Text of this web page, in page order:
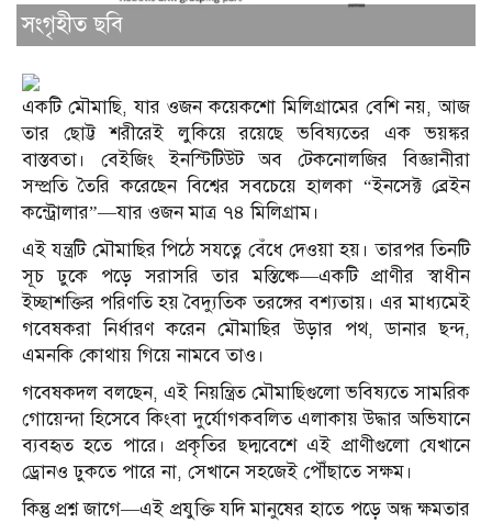
সংগৃহীত ছবি
একটি মৌমাছি, যার ওজন কয়েকশো মিলিগ্রামের বেশি নয়, আজ
তার ছোট্ট শরীরেই লুকিয়ে রয়েছে ভবিষ্যতের এক ভয়ঙ্কর
বাস্তবতা। বেইজিং ইনস্টিটিউট অব টেকনোলজির বিজ্ঞানীরা
সম্প্রতি তৈরি করেছেন বিশ্বের সবচেয়ে হালকা “ইনসেক্ট ব্রেইন
কন্ট্রোলার”—যার ওজন মাত্র ৭৪ মিলিগ্রাম।
এই যন্ত্রটি মৌমাছির পিঠে সযত্নে বেঁধে দেওয়া হয়। তারপর তিনটি
সূচ ঢুকে পড়ে সরাসরি তার মস্তিষ্কে—একটি প্রাণীর স্বাধীন
ইচ্ছাশক্তির পরিণতি হয় বৈদ্যুতিক তরঙ্গের বশ্যতায়। এর মাধ্যমেই
গবেষকরা নির্ধারণ করেন মৌমাছির উড়ার পথ, ডানার ছন্দ,
এমনকি কোথায় গিয়ে নামবে তাও।
গবেষকদল বলছেন, এই নিয়ন্ত্রিত মৌমাছিগুলো ভবিষ্যতে সামরিক
গোয়েন্দা হিসেবে কিংবা দুর্যোগকবলিত এলাকায় উদ্ধার অভিযানে
ব্যবহৃত হতে পারে। প্রকৃতির ছদ্মবেশে এই প্রাণীগুলো যেখানে
ড্রোনও ঢুকতে পারে না, সেখানে সহজেই পৌঁছাতে সক্ষম।
কিন্তু প্রশ্ন জাগে—এই প্রযুক্তি যদি মানুষের হাতে পড়ে অন্ধ ক্ষমতার